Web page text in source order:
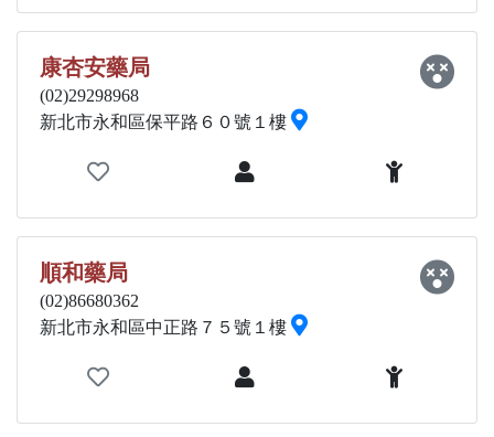
康杏安藥局
(02)29298968
新北市永和區保平路６０號１樓
順和藥局
(02)86680362
新北市永和區中正路７５號１樓